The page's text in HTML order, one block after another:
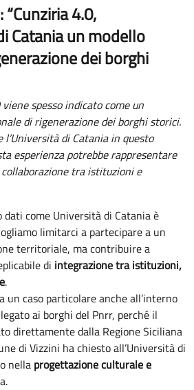
4.0,
Catania un modello
dei borghi
spesso indicato come un
di rigenerazione dei borghi storici.
l’Università di Catania in questo
esperienza potrebbe rappresentare
tra istituzioni e
dati come Università di Catania è
limitarci a partecipare a un
territoriale, ma contribuire a
di integrazione tra istituzioni,
.
un caso particolare anche all’interno
ai borghi del Pnrr, perché il
direttamente dalla Regione Siciliana
di Vizzini ha chiesto all’Università di
nella progettazione culturale e